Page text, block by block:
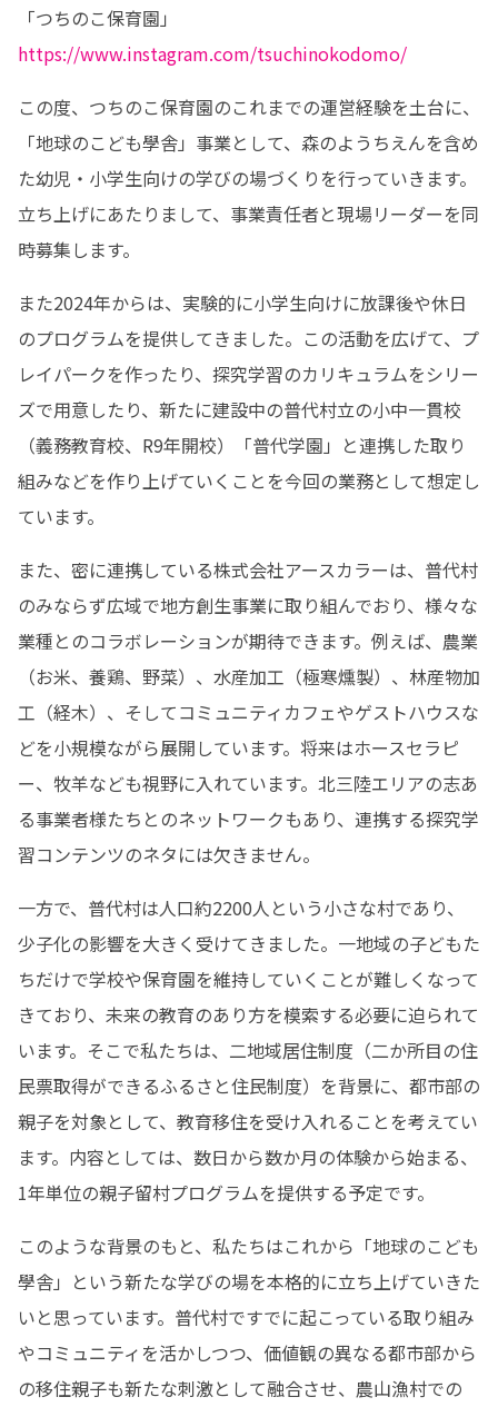
https://www.instagram.com/tsuchinokodomo/
この度、つちのこ保育園のこれまでの運営経験を土台に、
「地球のこども學舎」事業として、森のようちえんを含め
た幼児・小学生向けの学びの場づくりを行っていきます。
立ち上げにあたりまして、事業責任者と現場リーダーを同
時募集します。
また2024年からは、実験的に小学生向けに放課後や休日
のプログラムを提供してきました。この活動を広げて、プ
レイパークを作ったり、探究学習のカリキュラムをシリー
ズで用意したり、新たに建設中の普代村立の小中一貫校
（義務教育校、R9年開校）「普代学園」と連携した取り
組みなどを作り上げていくことを今回の業務として想定し
ています。
また、密に連携している株式会社アースカラーは、普代村
のみならず広域で地方創生事業に取り組んでおり、様々な
業種とのコラボレーションが期待できます。例えば、農業
（お米、養鶏、野菜）、水産加工（極寒燻製）、林産物加
工（経木）、そしてコミュニティカフェやゲストハウスな
どを小規模ながら展開しています。将来はホースセラピ
ー、牧羊なども視野に入れています。北三陸エリアの志あ
る事業者様たちとのネットワークもあり、連携する探究学
習コンテンツのネタには欠きません。
一方で、普代村は人口約2200人という小さな村であり、
少子化の影響を大きく受けてきました。一地域の子どもた
ちだけで学校や保育園を維持していくことが難しくなって
きており、未来の教育のあり方を模索する必要に迫られて
います。そこで私たちは、二地域居住制度（二か所目の住
民票取得ができるふるさと住民制度）を背景に、都市部の
親子を対象として、教育移住を受け入れることを考えてい
ます。内容としては、数日から数か月の体験から始まる、
1年単位の親子留村プログラムを提供する予定です。
このような背景のもと、私たちはこれから「地球のこども
學舎」という新たな学びの場を本格的に立ち上げていきた
いと思っています。普代村ですでに起こっている取り組み
やコミュニティを活かしつつ、価値観の異なる都市部から
の移住親子も新たな刺激として融合させ、農山漁村での